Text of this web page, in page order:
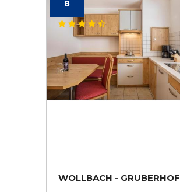
8
WOLLBACH - GRUBERHOF